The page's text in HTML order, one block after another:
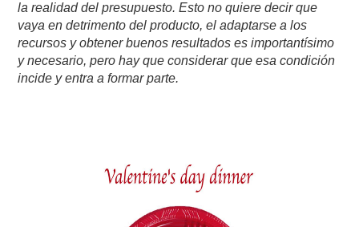
la realidad del presupuesto. Esto no quiere decir que
vaya en detrimento del producto, el adaptarse a los
recursos y obtener buenos resultados es importantísimo
y necesario, pero hay que considerar que esa condición
incide y entra a formar parte.